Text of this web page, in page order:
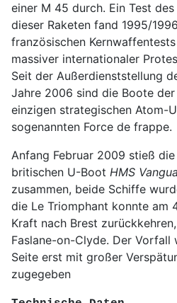
einer M 45 durch. Ein Test
dieser Raketen fand 1995/
französischen
massiver internationaler
Seit der Außerdienststellung
Jahre 2006 sind die Boote der
einzigen strategischen Atom-
sogenannten Force de frappe.
Anfang Februar 2009 stieß die
britischen U-Boot HMS
zusammen, beide Schiffe
die Le Triomphant konnte am
Kraft nach Brest
Faslane-on-Clyde. Der
Seite erst mit großer
zugegeben